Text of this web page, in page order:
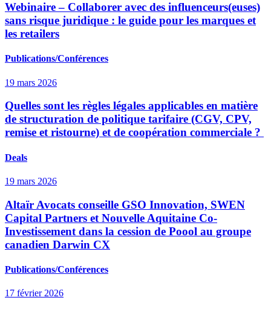
Webinaire – Collaborer avec des influenceurs(euses)
sans risque juridique : le guide pour les marques et
les retailers
Publications/Conférences
19 mars 2026
Quelles sont les règles légales applicables en matière
de structuration de politique tarifaire (CGV, CPV,
remise et ristourne) et de coopération commerciale ?
Deals
19 mars 2026
Altaïr Avocats conseille GSO Innovation, SWEN
Capital Partners et Nouvelle Aquitaine Co-
Investissement dans la cession de Poool au groupe
canadien Darwin CX
Publications/Conférences
17 février 2026